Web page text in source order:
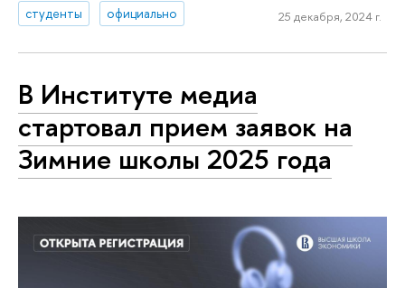
студенты
официально 25 декабря, 2024 г.
В Институте медиа
стартовал прием заявок на
Зимние школы 2025 года